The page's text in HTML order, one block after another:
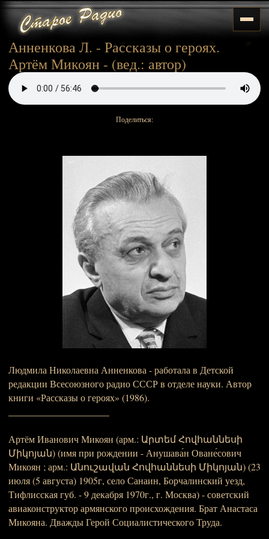
Анненкова Л. - Рассказы о героях.
Артём Микоян - (вед.: автор)
Поделиться:
Людмила Николаевна Анненкова - работала в Детской
редакции Всесоюзного радио СССР в отделе науки. Автор
книги «Рассказы о героях» (1986).
Артём Иванович Микоян (арм.: Արտեմ Հովհաննեսի
Միկոյան) (имя при рождении - Анушава́н Оване́сович
Микоян ; арм.: Անուշավան Հովհաննեսի Միկոյան) (23
июля (5 августа) 1905г, село Санаин, Борчалинский уезд,
Тифлисская губ. - 9 декабря 1970г., г. Москва) - советский
авиаконструктор армянского происхождения. Брат Анастаса
Микояна. Дважды Герой Социалистического Труда.